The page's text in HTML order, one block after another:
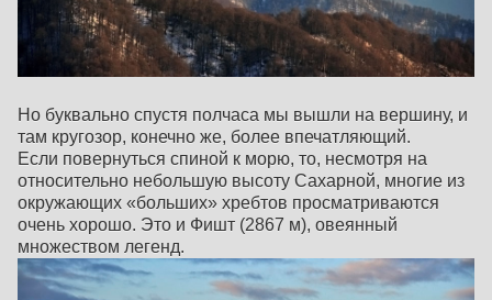
Но буквально спустя полчаса мы вышли на вершину, и
там кругозор, конечно же, более впечатляющий.
Если повернуться спиной к морю, то, несмотря на
относительно небольшую высоту Сахарной, многие из
окружающих «больших» хребтов просматриваются
очень хорошо. Это и Фишт (2867 м), овеянный
множеством легенд.